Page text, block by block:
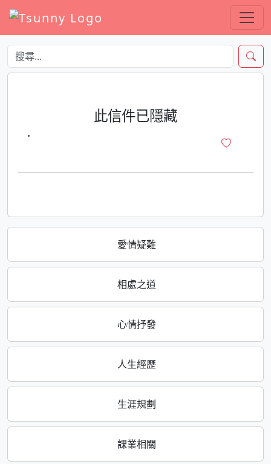
愛情疑難
相處之道
心情抒發
人生經歷
生涯規劃
課業相關
此信件已隱藏
·